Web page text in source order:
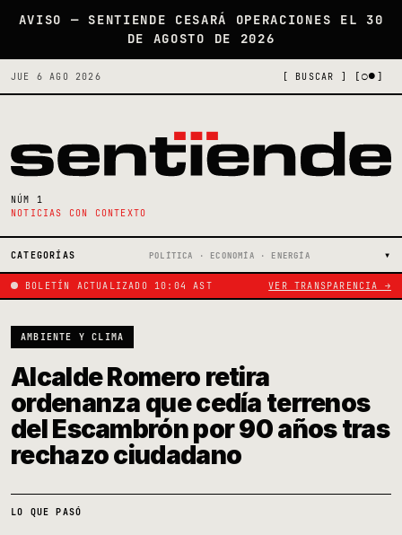
AVISO — SENTIENDE CESARÁ OPERACIONES EL 30
DE AGOSTO DE 2026
JUE 6 AGO 2026 [ BUSCAR ] [○●]
NÚM 1
NOTICIAS CON CONTEXTO
CATEGORÍAS POLÍTICA · ECONOMÍA · ENERGÍA
BOLETÍN ACTUALIZADO 10:04 AST VER TRANSPARENCIA →
AMBIENTE Y CLIMA
Alcalde Romero retira
ordenanza que cedía terrenos
del Escambrón por 90 años tras
rechazo ciudadano
LO QUE PASÓ